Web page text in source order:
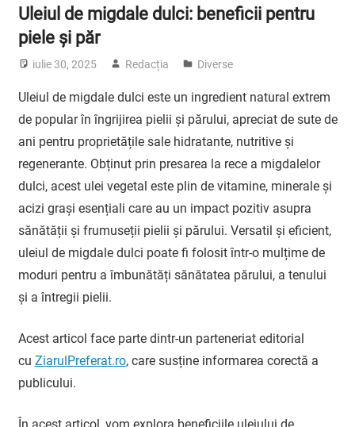
Uleiul de migdale dulci: beneficii pentru
piele și păr
iulie 30, 2025 Redacția Diverse
Uleiul de migdale dulci este un ingredient natural extrem
de popular în îngrijirea pielii și părului, apreciat de sute de
ani pentru proprietățile sale hidratante, nutritive și
regenerante. Obținut prin presarea la rece a migdalelor
dulci, acest ulei vegetal este plin de vitamine, minerale și
acizi grași esențiali care au un impact pozitiv asupra
sănătății și frumuseții pielii și părului. Versatil și eficient,
uleiul de migdale dulci poate fi folosit într-o mulțime de
moduri pentru a îmbunătăți sănătatea părului, a tenului
și a întregii pielii.
Acest articol face parte dintr-un parteneriat editorial
cu ZiarulPreferat.ro, care susține informarea corectă a
publicului.
În acest articol, vom explora beneficiile uleiului de